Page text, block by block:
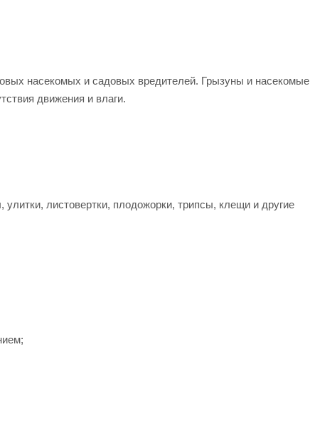
насекомых и садовых вредителей. Грызуны и насекомые
движения и влаги.
листовертки, плодожорки, трипсы, клещи и другие